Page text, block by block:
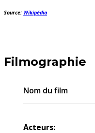
Source: Wikipédia
Filmographie
Nom du film
Acteurs: